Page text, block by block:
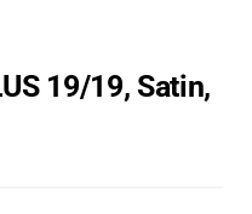
19/19, Satin,